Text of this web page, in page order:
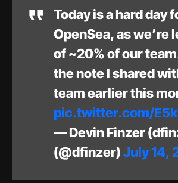
Today is a hard day
OpenSea, as we’re
of ~20% of our
the note I shared
team earlier this
pic.twitter.com/
— Devin Finzer
(@dfinzer)July 14,